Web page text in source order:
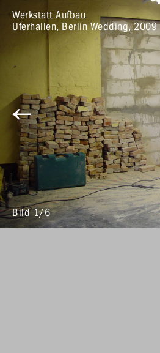
Werkstatt Aufbau
Uferhallen, Berlin Wedding, 2009
Bild 1/6